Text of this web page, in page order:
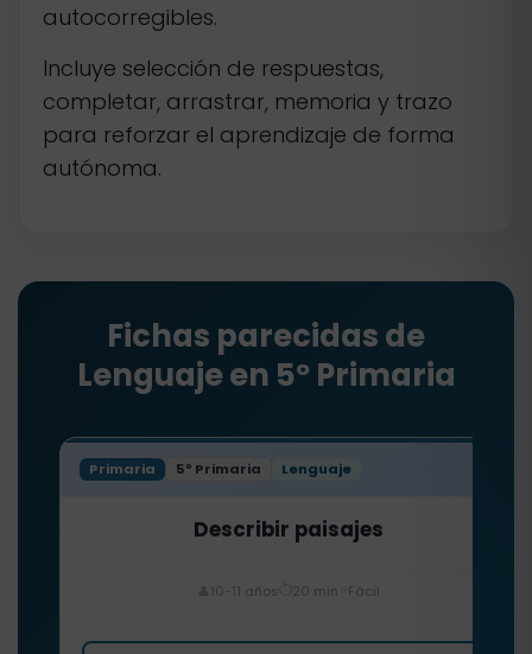
autocorregibles.
Incluye selección de respuestas,
completar, arrastrar, memoria y trazo
para reforzar el aprendizaje de forma
autónoma.
Fichas parecidas de
Lenguaje en 5º Primaria
Primaria 5º Primaria Lenguaje
Describir paisajes
10-11 años 20 min Fácil